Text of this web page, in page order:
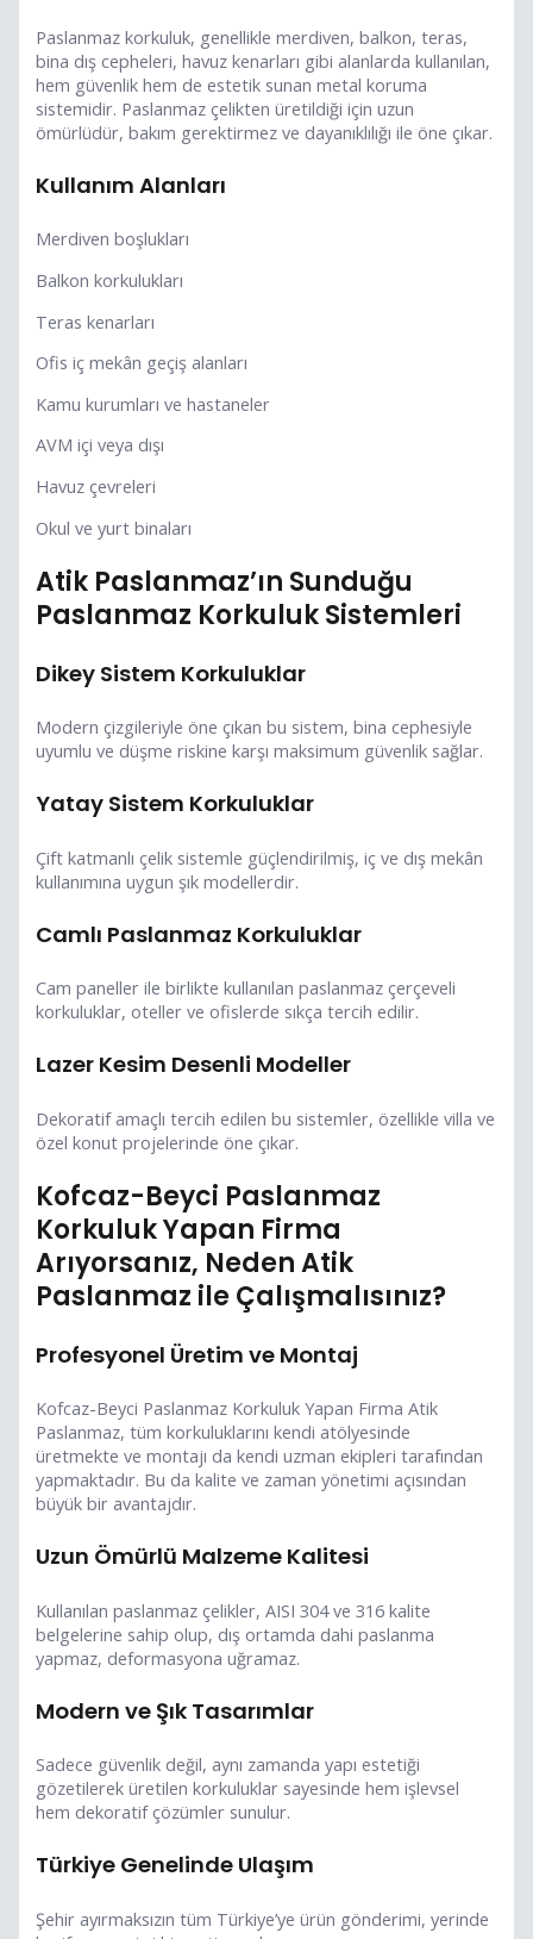
Paslanmaz korkuluk, genellikle merdiven, balkon, teras,
bina dış cepheleri, havuz kenarları gibi alanlarda kullanılan,
hem güvenlik hem de estetik sunan metal koruma
sistemidir. Paslanmaz çelikten üretildiği için uzun
ömürlüdür, bakım gerektirmez ve dayanıklılığı ile öne çıkar.
Kullanım Alanları
Merdiven boşlukları
Balkon korkulukları
Teras kenarları
Ofis iç mekân geçiş alanları
Kamu kurumları ve hastaneler
AVM içi veya dışı
Havuz çevreleri
Okul ve yurt binaları
Atik Paslanmaz’ın Sunduğu
Paslanmaz Korkuluk Sistemleri
Dikey Sistem Korkuluklar
Modern çizgileriyle öne çıkan bu sistem, bina cephesiyle
uyumlu ve düşme riskine karşı maksimum güvenlik sağlar.
Yatay Sistem Korkuluklar
Çift katmanlı çelik sistemle güçlendirilmiş, iç ve dış mekân
kullanımına uygun şık modellerdir.
Camlı Paslanmaz Korkuluklar
Cam paneller ile birlikte kullanılan paslanmaz çerçeveli
korkuluklar, oteller ve ofislerde sıkça tercih edilir.
Lazer Kesim Desenli Modeller
Dekoratif amaçlı tercih edilen bu sistemler, özellikle villa ve
özel konut projelerinde öne çıkar.
Kofcaz-Beyci Paslanmaz
Korkuluk Yapan Firma
Arıyorsanız, Neden Atik
Paslanmaz ile Çalışmalısınız?
Profesyonel Üretim ve Montaj
Kofcaz-Beyci Paslanmaz Korkuluk Yapan Firma Atik
Paslanmaz, tüm korkuluklarını kendi atölyesinde
üretmekte ve montajı da kendi uzman ekipleri tarafından
yapmaktadır. Bu da kalite ve zaman yönetimi açısından
büyük bir avantajdır.
Uzun Ömürlü Malzeme Kalitesi
Kullanılan paslanmaz çelikler, AISI 304 ve 316 kalite
belgelerine sahip olup, dış ortamda dahi paslanma
yapmaz, deformasyona uğramaz.
Modern ve Şık Tasarımlar
Sadece güvenlik değil, aynı zamanda yapı estetiği
gözetilerek üretilen korkuluklar sayesinde hem işlevsel
hem dekoratif çözümler sunulur.
Türkiye Genelinde Ulaşım
Şehir ayırmaksızın tüm Türkiye’ye ürün gönderimi, yerinde